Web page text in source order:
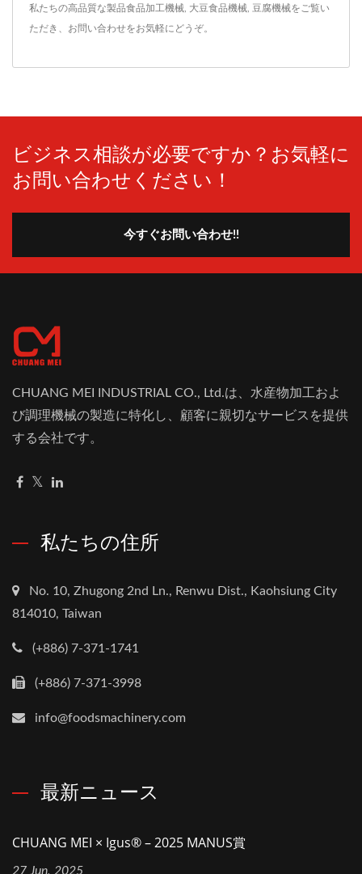
私たちの高品質な製品食品加工機械 大豆食品機械 豆腐機械をご覧い
ただき、 お問い合わせをお気軽にどうぞ。
ビジネス相談が必要ですか？お気軽に
お問い合わせください！
今すぐお問い合わせ!!
CHUANG MEI INDUSTRIAL CO., Ltd.は、水産物加工およ
び調理機械の製造に特化し、顧客に親切なサービスを提供
する会社です。
私たちの住所
No. 10, Zhugong 2nd Ln., Renwu Dist., Kaohsiung City
814010, Taiwan
(+886) 7-371-1741
(+886) 7-371-3998
info@foodsmachinery.com
最新ニュース
CHUANG MEI × Igus® – 2025 MANUS賞
27 Jun, 2025